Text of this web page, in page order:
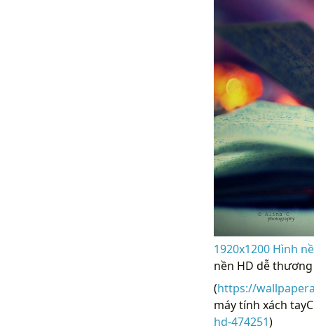
1920x1200 Hình
nền HD dễ
(https://
máy tính xách
hd-474251)